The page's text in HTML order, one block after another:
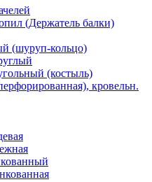
(Держатель балки)
(шуруп-кольцо)
(костыль)
кровельн.